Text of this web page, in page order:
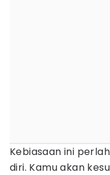
Kebiasaan ini
diri. Kamu akan